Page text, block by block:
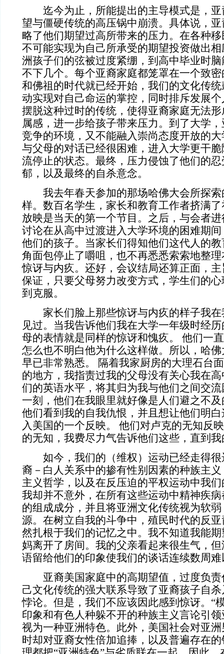
迄今为止，所能提出的主导模式是，亚
望与僵硬传统的高压锅中崩溃。具体说，
略了他们期望过高所带来的压力。在各种
不可能实现为自己所承受的期望投资做出
洲孩子们的弦被过度紧绷，到高中毕业时
不下几个。每个亚裔家庭都笼罩在一个致
和佛祖的时代就已经开始，我们的文化传
动实现对自己命运的掌控，同时排斥发展
摆脱这种过时的传统，使得亚裔家庭无法
属感，进一步给孩子带来压力。到了大学
竞争的环境，又不能融入崇尚态度开放的
与父母的对话已经很困难，进入大学更干
流停止的状态。最终，压力侵蚀了他们的
郁，以及最终的自杀意念。
我去年春天参加的那场哈佛大会所探索
样。数百名学生，家长和教育工作者挤满了
放映是当天的第一个节目。之后，与会者
讨论在从高中过渡进入大学环境的困难期
他们的孩子。当家长们得知他们这代人的
角面包停止了嚼咀，也不再悉悉索索地整
惊讶与内疚。还好，会议结局还算正面，
保证，只要父母努力改变方式，学生们的
到克服。
家长们脸上那些惊讶与内疚的样子我在
见过。当我告诉他们我在大学一年级时经
母的表情就是同样的惊讶和愧疚。 他们一
怎么也不明白他为什么这样做。所以，哈
早已非常熟悉。 隔着我家厨房的大理石台
的地方，我指责过我的父母没有关心我在
们的英语水平，将其归为我与他们之间交
一刻，他们在我眼里就好像是人们避之不
他们看到我的自我仇恨，并且想让他们明
入美国的一个反映。 他们对卢克的无知反
的无知，我费尽力气告诉他们这些，直到
如今，我们的（维权）运动已经走得很
裔－白人关系中的掺有性别因素的种族主
主义哲学，以及在反压迫的平权运动中我
我却并不意外，在所有这些运动中精神疾
的组成成分，并且将亚洲文化传统视为软
源。在树立自我的斗争中，殖民时代的反
然扎根于我们的记忆之中。我不知道我能
妈离开了房间。我的父亲看起来很生气，
语留给他们的印象使我们的谈话连续数周
亚裔美国家庭中的高期望值，过度负责
己文化传统的强大联系导致了亚裔孩子自
悖论。但是，我们不应该因此感到惊讶。“
印象和有色人种躲不开的种族主义言论引
视为一种亚洲特色。此外，美国社会对亚
时却对亚裔女性倍加追捧，以及普遍存在